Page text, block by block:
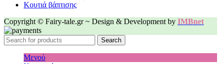
Κουτιά βάπτισης
Copyright © Fairy-tale.gr ~ Design & Development by IMBnet
Search
Μενού